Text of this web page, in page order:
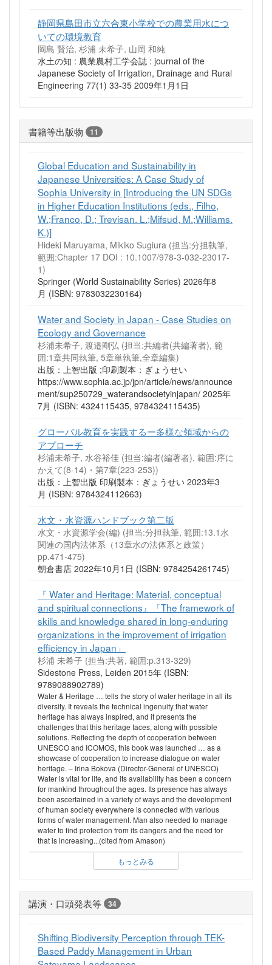
静岡県島田市立六合東小学校での農業用水につ
いての環境教育
岡島 賢治, 杉浦 未希子, 山岡 和純
水土の知 : 農業農村工学会誌 : journal of the
Japanese Society of Irrigation, Drainage and Rural
Engineering 77(1) 33-35 2009年1月1日
書籍等出版物 11
Global Education and Sustainability in
Japanese Universities: A Case Study of
Sophia University in [Introducing the UN SDGs
in Higher Education Institutions (eds., Filho,
W.;Franco, D.; Trevisan. L.;Mifsud, M.;Williams.
K.)]
Hideki Maruyama, Mikiko Sugiura (担当:分担執筆,
範囲:Chapter 17 DOI : 10.1007/978-3-032-23017-
1)
Springer (World Sustainability Series) 2026年8
月 (ISBN: 9783032230164)
Water and Society in Japan - Case Studies on
Ecology and Governance
杉浦未希子, 渡邉剛弘 (担当:共編者(共編著者), 範
囲:1章共同執筆, 5章単執筆,全章編集)
出版：上智出版 ;印刷製本：ぎょうせい
https://www.sophia.ac.jp/jpn/article/news/announce
ment/sup250729_waterandsocietyinjapan/ 2025年
7月 (ISBN: 4324115435, 9784324115435)
グローバル教育を実践するー多様な領域からの
アプローチ
杉浦未希子, 水谷裕佳 (担当:編者(編著者), 範囲:序に
かえて(8-14)・第7章(223-253))
出版：上智出版 印刷製本：ぎょうせい 2023年3
月 (ISBN: 9784324112663)
水文・水資源ハンドブック第二版
水文・水資源学会(編) (担当:分担執筆, 範囲:13.1水
関連の国内法体系（13章水の法体系と政策）
pp.471-475)
朝倉書店 2022年10月1日 (ISBN: 9784254261745)
『 Water and Heritage: Material, conceptual
and spiritual connections』「The framework of
skills and knowledge shared in long-enduring
organizations in the improvement of irrigation
efficiency in Japan」
杉浦 未希子 (担当:共著, 範囲:p.313-329)
Sidestone Press, Leiden 2015年 (ISBN:
9789088902789)
Water & Heritage … tells the story of water heritage in all its
diversity. It reveals the technical ingenuity that water
heritage has always inspired, and it presents the
challenges that this heritage faces, along with possible
solutions. Reflecting the depth of cooperation between
UNESCO and ICOMOS, this book was launched … as a
showcase of cooperation to increase dialogue on water
heritage. – Irina Bokova (Director-General of UNESCO)
Water is vital for life, and its availability has been a concern
for mankind throughout the ages. Its presence has always
been ascertained in a variety of ways and the development
of human society everywhere is connected with various
forms of water management. Man also needed to manage
water to find protection from its dangers and the need for
that is increasing...(cited from Amason)
もっとみる
講演・口頭発表等 34
Shifting Biodiversity Perception through TEK-
Based Paddy Management in Urban